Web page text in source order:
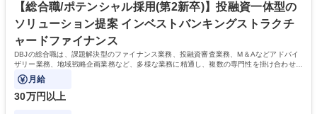
社員から頼られる存在になることができます。平均19:30の退勤以降の業
務の持ち帰りも禁止されており、メリハリのある働き方となります。 学
歴・資格 学歴：大学院 大学 高専 短大 語学力： 資格：
【総合職/ポテンシャル採用(第2新卒)】投融資一体型の
ソリューション提案 インベストバンキングストラクチ
ャードファイナンス
DBJの総合職は、課題解決型のファイナンス業務、投融資審査業務、M＆Aなどアドバイ
ザリー業務、地域戦略企画業務など、多様な業務に精通し、複数の専門性を掛け合わせて
広く社会に貢献していく職種です。
月給
30万円以上